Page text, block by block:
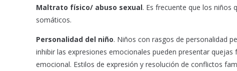
Maltrato físico/ abuso sexual. Es frecuente que los niños
somáticos.
Personalidad del niño. Niños con rasgos de personalidad
inhibir las expresiones emocionales pueden presentar
emocional. Estilos de expresión y resolución de conflictos